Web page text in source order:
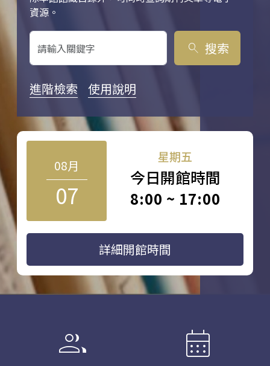
資源。
search 搜索
進階檢索 使用說明
08月
07
星期五
今日開館時間
8:00 ~ 17:00
詳細開館時間
group calendar_month